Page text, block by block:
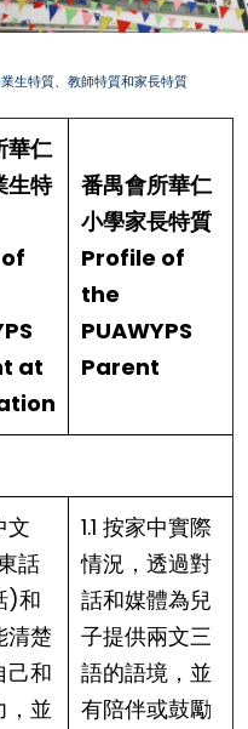
生特質、教師特質和家長特質
華仁
生特
at
番禺會所華仁
小學家長特質
Profile of
the
PUAWYPS
Parent
文
話
)和
清楚
己和
，並
1.1 按家中實際
情況，透過對
話和媒體為兒
子提供兩文三
語的語境，並
有陪伴或鼓勵